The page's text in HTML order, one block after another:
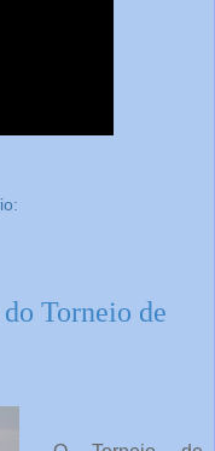
Torneio de